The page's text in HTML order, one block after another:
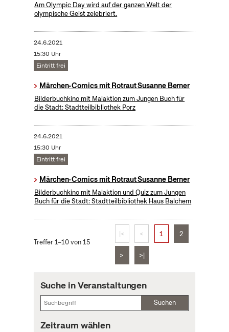
Am Olympic Day wird auf der ganzen Welt der
olympische Geist zelebriert.
24.6.2021
15:30 Uhr
Eintritt frei
Märchen-Comics mit Rotraut Susanne Berner
Bilderbuchkino mit Malaktion zum Jungen Buch für
die Stadt: Stadtteilbibliothek Porz
24.6.2021
15:30 Uhr
Eintritt frei
Märchen-Comics mit Rotraut Susanne Berner
Bilderbuchkino mit Malaktion und Quiz zum Jungen
Buch für die Stadt: Stadtteilbibliothek Haus Balchem
Treffer 1–10 von 15
|< < 1 2
> >|
Suche in Veranstaltungen
Suchen
Zeitraum wählen